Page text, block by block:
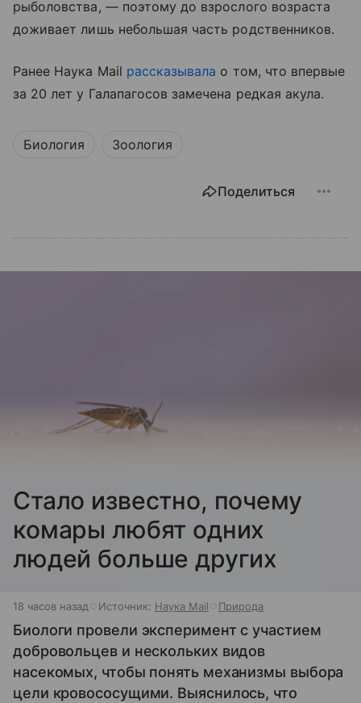
рыболовства, — поэтому до взрослого возраста
доживает лишь небольшая часть родственников.
Ранее Наука Mail рассказывала о том, что впервые
за 20 лет у Галапагосов замечена редкая акула.
Биология Зоология
Поделиться
Стало известно, почему
комары любят одних
людей больше других
18 часов назад Источник: Наука Mail Природа
Биологи провели эксперимент с участием
добровольцев и нескольких видов
насекомых, чтобы понять механизмы выбора
цели кровососущими. Выяснилось, что